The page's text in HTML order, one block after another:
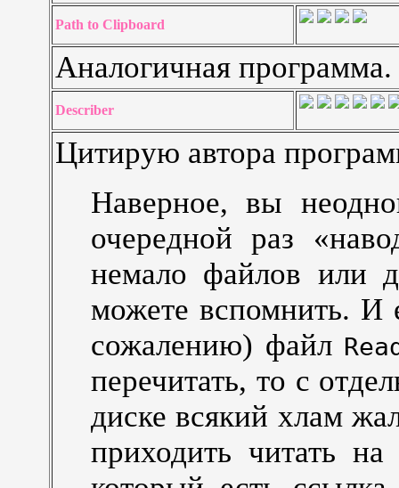
Path to Clipboard
Аналогичная программа.
Describer
Цитирую автора
Наверное, вы
очередной раз
немало файлов или
можете вспомнить. И
сожалению) файл
перечитать, то с
диске всякий хлам
приходить читать